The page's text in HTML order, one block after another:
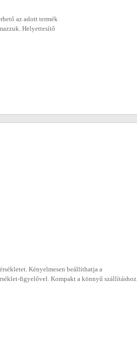
az adott termék
Helyettesítő
Kényelmesen beállíthatja a
figyelővel. Kompakt a könnyű szállításhoz